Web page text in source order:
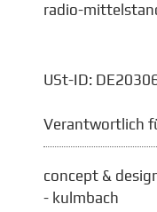
radio-
USt-ID:
Verantwortlich
concept &
- kulmbach